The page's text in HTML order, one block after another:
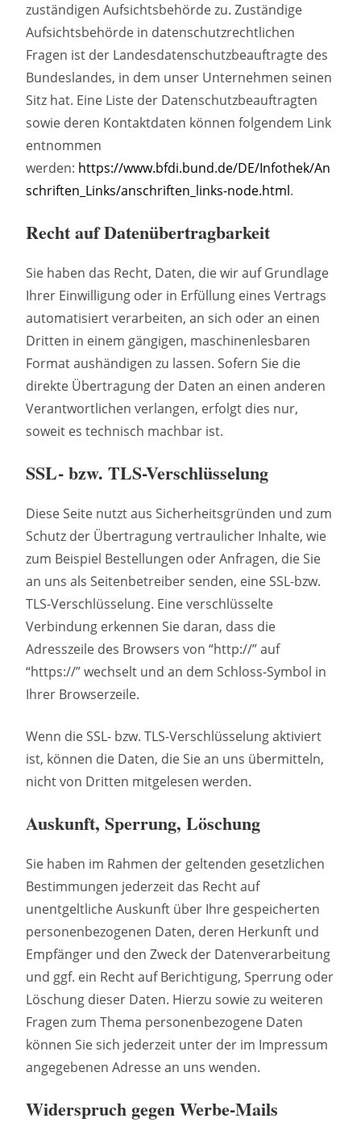
zuständigen Aufsichtsbehörde zu. Zuständige
Aufsichtsbehörde in datenschutzrechtlichen
Fragen ist der Landesdatenschutzbeauftragte des
Bundeslandes, in dem unser Unternehmen seinen
Sitz hat. Eine Liste der Datenschutzbeauftragten
sowie deren Kontaktdaten können folgendem Link
entnommen
werden: https://www.bfdi.bund.de/DE/Infothek/An
schriften_Links/anschriften_links-node.html.
Recht auf Datenübertragbarkeit
Sie haben das Recht, Daten, die wir auf Grundlage
Ihrer Einwilligung oder in Erfüllung eines Vertrags
automatisiert verarbeiten, an sich oder an einen
Dritten in einem gängigen, maschinenlesbaren
Format aushändigen zu lassen. Sofern Sie die
direkte Übertragung der Daten an einen anderen
Verantwortlichen verlangen, erfolgt dies nur,
soweit es technisch machbar ist.
SSL- bzw. TLS-Verschlüsselung
Diese Seite nutzt aus Sicherheitsgründen und zum
Schutz der Übertragung vertraulicher Inhalte, wie
zum Beispiel Bestellungen oder Anfragen, die Sie
an uns als Seitenbetreiber senden, eine SSL-bzw.
TLS-Verschlüsselung. Eine verschlüsselte
Verbindung erkennen Sie daran, dass die
Adresszeile des Browsers von “http://” auf
“https://” wechselt und an dem Schloss-Symbol in
Ihrer Browserzeile.
Wenn die SSL- bzw. TLS-Verschlüsselung aktiviert
ist, können die Daten, die Sie an uns übermitteln,
nicht von Dritten mitgelesen werden.
Auskunft, Sperrung, Löschung
Sie haben im Rahmen der geltenden gesetzlichen
Bestimmungen jederzeit das Recht auf
unentgeltliche Auskunft über Ihre gespeicherten
personenbezogenen Daten, deren Herkunft und
Empfänger und den Zweck der Datenverarbeitung
und ggf. ein Recht auf Berichtigung, Sperrung oder
Löschung dieser Daten. Hierzu sowie zu weiteren
Fragen zum Thema personenbezogene Daten
können Sie sich jederzeit unter der im Impressum
angegebenen Adresse an uns wenden.
Widerspruch gegen Werbe-Mails